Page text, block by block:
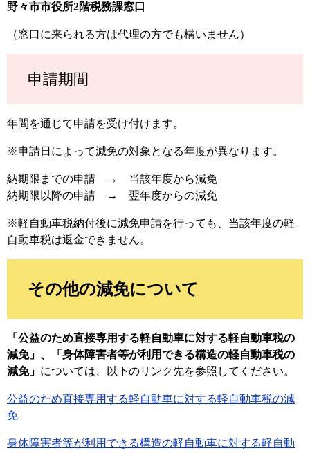
野々市市役所2階税務課窓口
（窓口に来られる方は代理の方でも構いません）
申請期間
年間を通じて申請を受け付けます。
※申請日によって減免の対象となる年度が異なります。
納期限までの申請 → 当該年度から減免
納期限以降の申請 → 翌年度からの減免
※軽自動車税納付後に減免申請を行っても、当該年度の軽
自動車税は返金できません。
その他の減免について
「公益のため直接専用する軽自動車に対する軽自動車税の
減免」、「身体障害者等が利用できる構造の軽自動車税の
減免」 については、以下のリンク先を参照してください。
公益のため直接専用する軽自動車に対する軽自動車税の減
免
身体障害者等が利用できる構造の軽自動車に対する軽自動